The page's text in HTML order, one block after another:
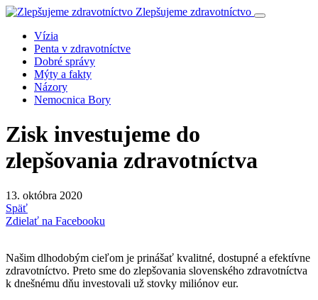
Zlepšujeme zdravotníctvo
Vízia
Penta v zdravotníctve
Dobré správy
Mýty a fakty
Názory
Nemocnica Bory
Zisk investujeme do
zlepšovania zdravotníctva
13. októbra 2020
Späť
Zdielať na Facebooku
Našim dlhodobým cieľom je prinášať kvalitné, dostupné a efektívne
zdravotníctvo. Preto sme do zlepšovania slovenského zdravotníctva
k dnešnému dňu investovali už stovky miliónov eur.